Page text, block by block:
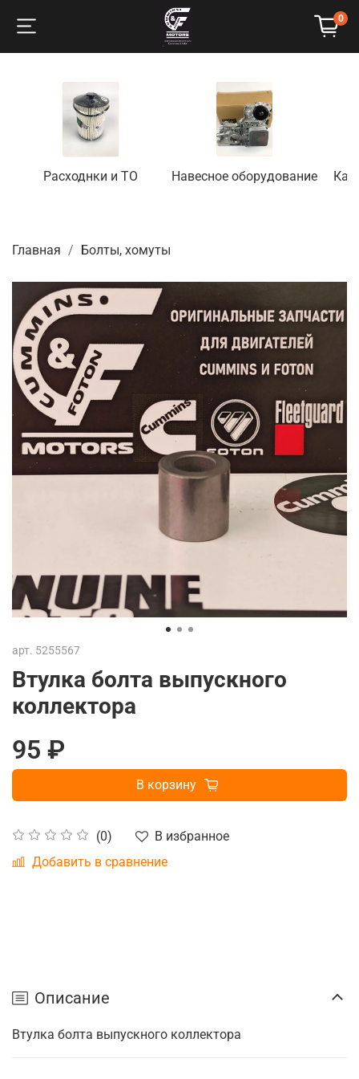
0
Расходнки и ТО Навесное оборудование
Главная Болты, хомуты
арт. 5255567
Втулка болта выпускного
коллектора
(0)
В избранное
Добавить в сравнение
95 ₽
В корзину
Описание
Втулка болта выпускного коллектора